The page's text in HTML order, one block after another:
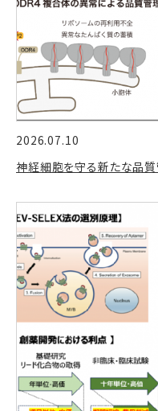
2026.07.10
神経細胞を守る新たな品